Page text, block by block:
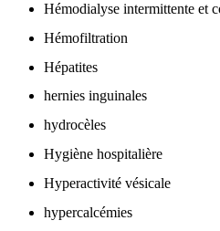
Hémodialyse intermittente et
Hémofiltration
Hépatites
hernies inguinales
hydrocèles
Hygiène hospitalière
Hyperactivité vésicale
hypercalcémies